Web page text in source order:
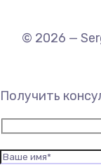
© 2026 —
Получить